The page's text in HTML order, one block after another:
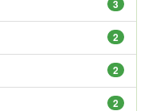
3
2
2
2